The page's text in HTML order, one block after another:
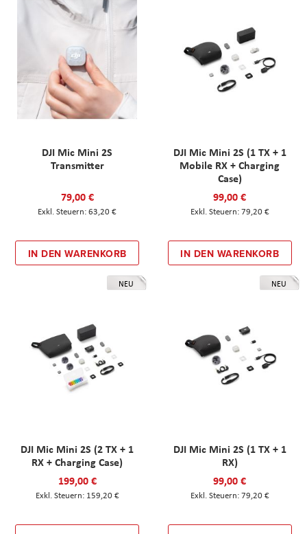
DJI Mic Mini 2S
Transmitter
79,00 €
63,20 €
IN DEN WARENKORB
DJI Mic Mini 2S (1 TX + 1
Mobile RX + Charging
Case)
99,00 €
79,20 €
IN DEN WARENKORB
NEU
DJI Mic Mini 2S (2 TX + 1
RX + Charging Case)
199,00 €
159,20 €
NEU
DJI Mic Mini 2S (1 TX + 1
RX)
99,00 €
79,20 €